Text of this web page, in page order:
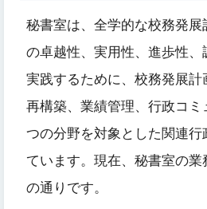
秘書室は、全学的な校務発
の卓越性、実用性、進歩性
実践するために、校務発展計
再構築、業績管理、行政コ
つの分野を対象とした関連
ています。現在、秘書室の
の通りです。